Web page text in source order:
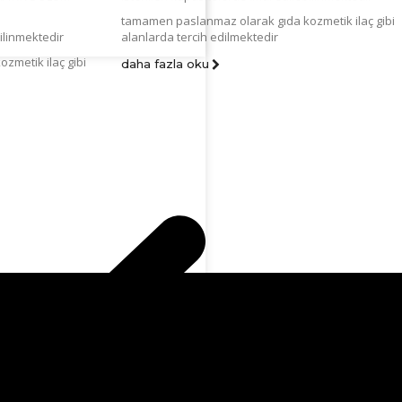
ilaç gibi
tamamen paslanmaz olarak gıda kozmetik ilaç gibi
alanlarda tercih edilmektedir
daha fazla oku